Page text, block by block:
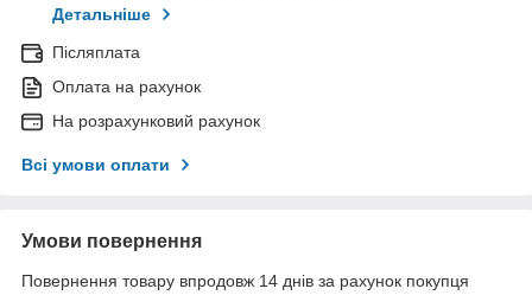
Детальніше
Післяплата
Оплата на рахунок
На розрахунковий рахунок
Всі умови оплати
Умови повернення
Повернення товару впродовж 14 днів за рахунок покупця